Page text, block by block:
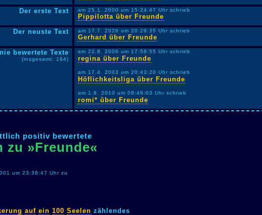
Der erste Text
am 25.1. 2000 um 15:24:47 Uhr schrieb
Pippilotta über Freunde
Der neuste Text
am 17.7. 2026 um 20:29:35 Uhr schrieb
Gerhard über Freunde
bewertete Texte
(insgesamt: 164)
am 22.8. 2006 um 17:58:55 Uhr schrieb
regina über Freunde
am 17.4. 2003 um 20:43:20 Uhr schrieb
Höflichkeitsliga über Freunde
am 1.8. 2010 um 09:46:03 Uhr schrieb
romi* über Freunde
positiv bewertete
zu »Freunde«
um 23:38:47 Uhr zu
auf ein 100 Seelen zählendes